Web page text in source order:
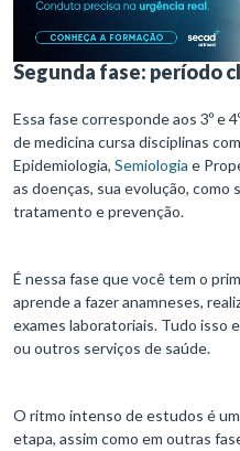
Segunda fase: período
Essa fase corresponde aos 3º e
de medicina cursa disciplinas
Epidemiologia, Semiologia e
as doenças, sua evolução, como
tratamento e prevenção.
É nessa fase que você tem o
aprende a fazer anamneses,
exames laboratoriais. Tudo isso
ou outros serviços de saúde.
O ritmo intenso de estudos é
etapa, assim como em outras